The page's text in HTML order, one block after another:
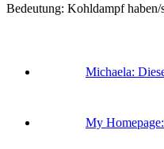
Bedeutung: Kohldampf haben/
Michaela:
My Homepage: